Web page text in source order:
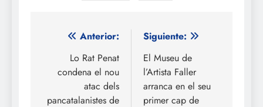
Navegación
entradas
Anterior:
Lo Rat Penat
condena el nou
atac dels
pancatalanistes de
Siguiente:
El Museu de
l’Artista Faller
arranca en el seu
primer cap de